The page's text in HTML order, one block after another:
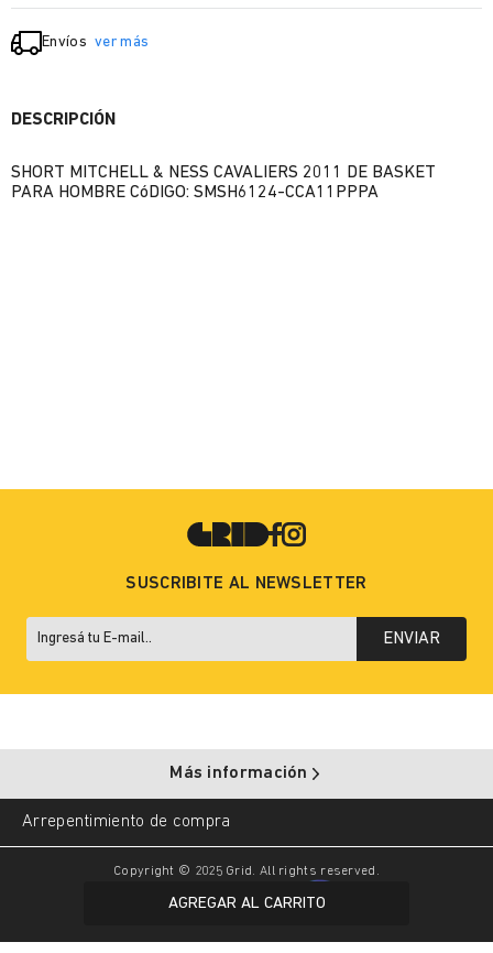
AGREGAR AL CARRITO
Envíos ver más
DESCRIPCIÓN
SHORT MITCHELL & NESS CAVALIERS 2011 DE BASKET
PARA HOMBRE CóDIGO: SMSH6124-CCA11PPPA
SUSCRIBITE AL NEWSLETTER
ENVIAR
Más información
Arrepentimiento de compra
Copyright © 2025 Grid. All rights reserved.